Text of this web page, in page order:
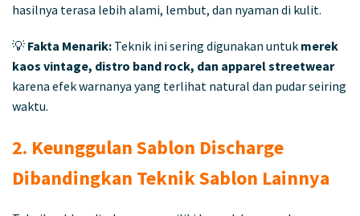
hasilnya terasa lebih alami, lembut, dan nyaman di kulit.
💡 Fakta Menarik: Teknik ini sering digunakan untuk merek
kaos vintage, distro band rock, dan apparel streetwear
karena efek warnanya yang terlihat natural dan pudar seiring
waktu.
2. Keunggulan Sablon Discharge
Dibandingkan Teknik Sablon Lainnya